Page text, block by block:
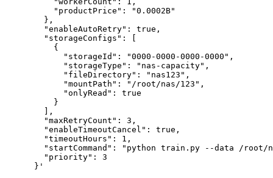
      "productPrice": "0.0002B"
    },
    "enableAutoRetry": true,
    "storageConfigs": [
      {
        "storageId": "0000-0000-0000-0000",
        "storageType": "nas-capacity",
        "fileDirectory": "nas123",
        "mountPath": "/root/nas/123",
        "onlyRead": true
      }
    ],
    "maxRetryCount": 3,
    "enableTimeoutCancel": true,
    "timeoutHours": 1,
"startCommand": "python train.py --data /root/
    "priority": 3
  }'